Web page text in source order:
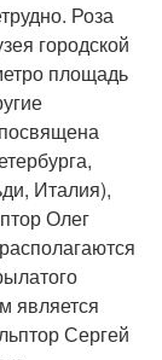
Роза
городской
площадь
Италия),
Олег
является
Сергей